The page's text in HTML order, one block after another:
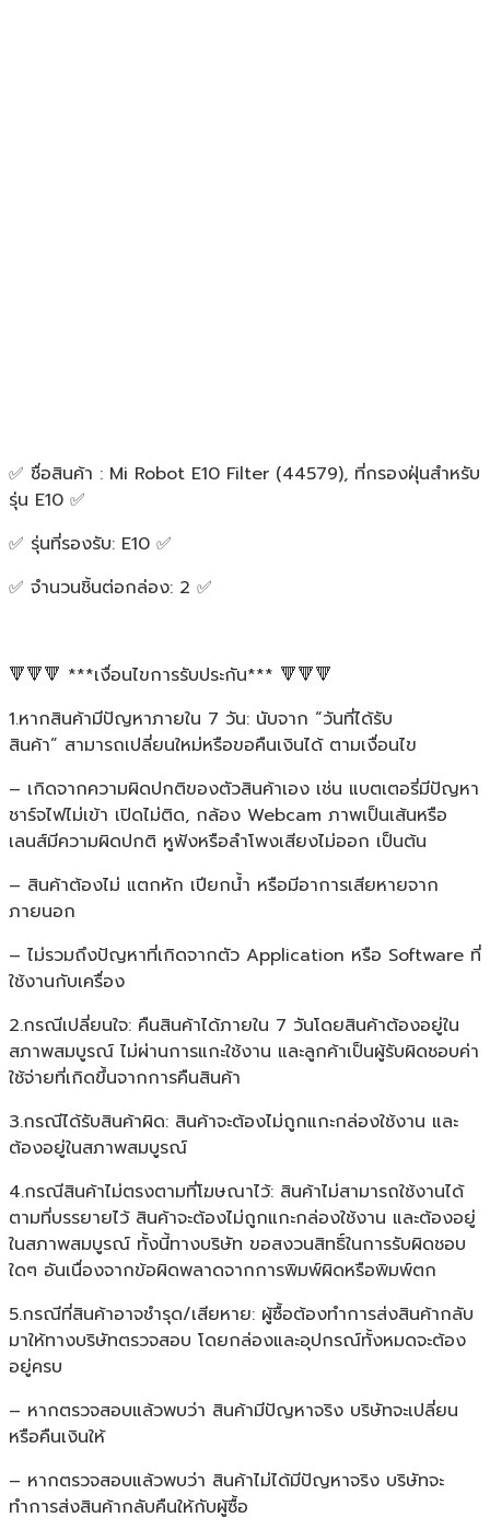
✅ ชื่อสินค้า : Mi Robot E10 Filter (44579), ที่กรองฝุ่นสำหรับ
รุ่น E10 ✅
✅ รุ่นที่รองรับ: E10 ✅
✅ จำนวนชิ้นต่อกล่อง: 2 ✅
🔻🔻🔻 ***เงื่อนไขการรับประกัน*** 🔻🔻🔻
1.หากสินค้ามีปัญหาภายใน 7 วัน: นับจาก “วันที่ได้รับ
สินค้า” สามารถเปลี่ยนใหม่หรือขอคืนเงินได้ ตามเงื่อนไข
– เกิดจากความผิดปกติของตัวสินค้าเอง เช่น แบตเตอรี่มีปัญหา
ชาร์จไฟไม่เข้า เปิดไม่ติด, กล้อง Webcam ภาพเป็นเส้นหรือ
เลนส์มีความผิดปกติ หูฟังหรือลำโพงเสียงไม่ออก เป็นต้น
– สินค้าต้องไม่ แตกหัก เปียกน้ำ หรือมีอาการเสียหายจาก
ภายนอก
– ไม่รวมถึงปัญหาที่เกิดจากตัว Application หรือ Software ที่
ใช้งานกับเครื่อง
2.กรณีเปลี่ยนใจ: คืนสินค้าได้ภายใน 7 วันโดยสินค้าต้องอยู่ใน
สภาพสมบูรณ์ ไม่ผ่านการแกะใช้งาน และลูกค้าเป็นผู้รับผิดชอบค่า
ใช้จ่ายที่เกิดขึ้นจากการคืนสินค้า
3.กรณีได้รับสินค้าผิด: สินค้าจะต้องไม่ถูกแกะกล่องใช้งาน และ
ต้องอยู่ในสภาพสมบูรณ์
4.กรณีสินค้าไม่ตรงตามที่โฆษณาไว้: สินค้าไม่สามารถใช้งานได้
ตามที่บรรยายไว้ สินค้าจะต้องไม่ถูกแกะกล่องใช้งาน และต้องอยู่
ในสภาพสมบูรณ์ ทั้งนี้ทางบริษัท ขอสงวนสิทธิ์ในการรับผิดชอบ
ใดๆ อันเนื่องจากข้อผิดพลาดจากการพิมพ์ผิดหรือพิมพ์ตก
5.กรณีที่สินค้าอาจชำรุด/เสียหาย: ผู้ซื้อต้องทำการส่งสินค้ากลับ
มาให้ทางบริษัทตรวจสอบ โดยกล่องและอุปกรณ์ทั้งหมดจะต้อง
อยู่ครบ
– หากตรวจสอบแล้วพบว่า สินค้ามีปัญหาจริง บริษัทจะเปลี่ยน
หรือคืนเงินให้
– หากตรวจสอบแล้วพบว่า สินค้าไม่ได้มีปัญหาจริง บริษัทจะ
ทำการส่งสินค้ากลับคืนให้กับผู้ซื้อ